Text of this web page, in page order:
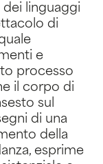
linguaggi
di
e
processo
il corpo di
sul
di una
della
esprime